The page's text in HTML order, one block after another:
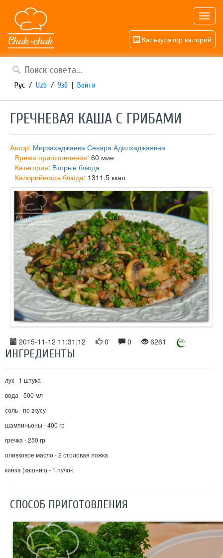
Калькулятор калорий
Рус / Uzb / Узб | Войти
​ГРЕЧНЕВАЯ КАША С ГРИБАМИ
Автор: Мирзахаджаева Севара Адилхаджаевна
Время приготовления: 60 мин
Категория: Вторые блюда
Калорийность блюда: 1311.5 ккал
2015-11-12 11:31:12 0 0 6261
ИНГРЕДИЕНТЫ
лук - 1 штука
вода - 500 мл
соль - по вкусу
шампиньоны - 400 гр
гречка - 250 гр
оливковое масло - 2 столовая ложка
кинза (кашнич) - 1 пучок
СПОСОБ ПРИГОТОВЛЕНИЯ